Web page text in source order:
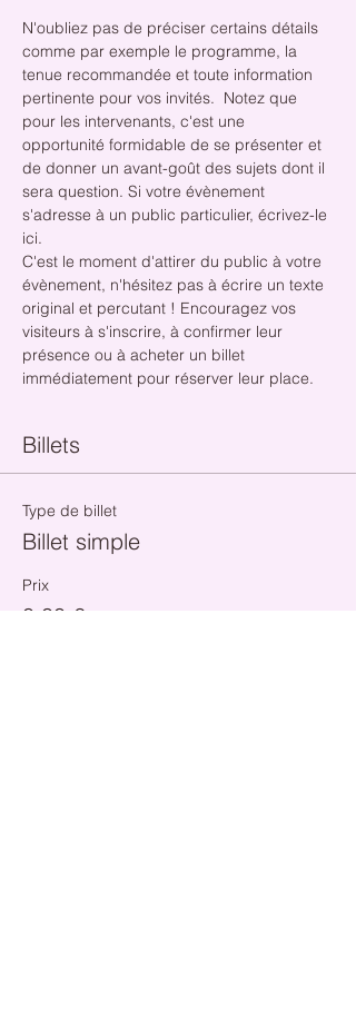
N'oubliez pas de préciser certains détails
comme par exemple le programme, la
tenue recommandée et toute information
pertinente pour vos invités.  Notez que
pour les intervenants, c'est une
opportunité formidable de se présenter et
de donner un avant-goût des sujets dont il
sera question. Si votre évènement
s'adresse à un public particulier, écrivez-le
ici.
C'est le moment d'attirer du public à votre
évènement, n'hésitez pas à écrire un texte
original et percutant ! Encouragez vos
visiteurs à s'inscrire, à confirmer leur
présence ou à acheter un billet
immédiatement pour réserver leur place.
Billets
Type de billet
Billet simple
Prix
0,00 €